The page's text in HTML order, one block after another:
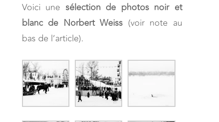
Voici une sélection de photos noir et
blanc de Norbert Weiss (voir note au
bas de l’article).